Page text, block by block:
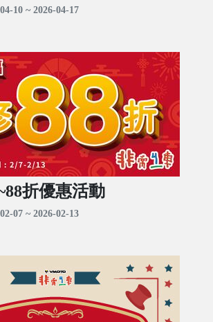
10 ~ 2026-04-17
折優惠活動
07 ~ 2026-02-13